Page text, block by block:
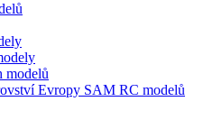
modelů
Evropy SAM RC modelů